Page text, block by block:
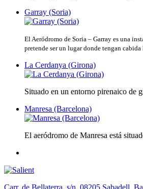
Garray (Soria)
El Aeródromo de Soria – Garray es una
pretende ser un lugar donde tengan
La Cerdanya (Girona)
Situado en un entorno pirenaico de
Manresa (Barcelona)
El aeródromo de Manresa está